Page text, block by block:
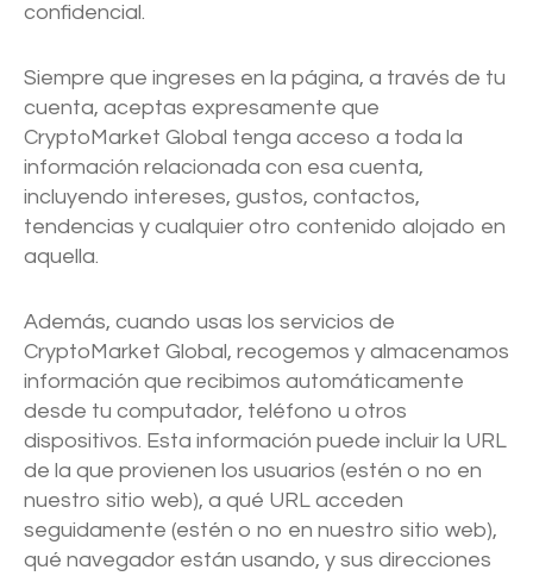
confidencial.
Siempre que ingreses en la página, a través de tu
cuenta, aceptas expresamente que
CryptoMarket Global tenga acceso a toda la
información relacionada con esa cuenta,
incluyendo intereses, gustos, contactos,
tendencias y cualquier otro contenido alojado en
aquella.
Además, cuando usas los servicios de
CryptoMarket Global, recogemos y almacenamos
información que recibimos automáticamente
desde tu computador, teléfono u otros
dispositivos. Esta información puede incluir la URL
de la que provienen los usuarios (estén o no en
nuestro sitio web), a qué URL acceden
seguidamente (estén o no en nuestro sitio web),
qué navegador están usando, y sus direcciones